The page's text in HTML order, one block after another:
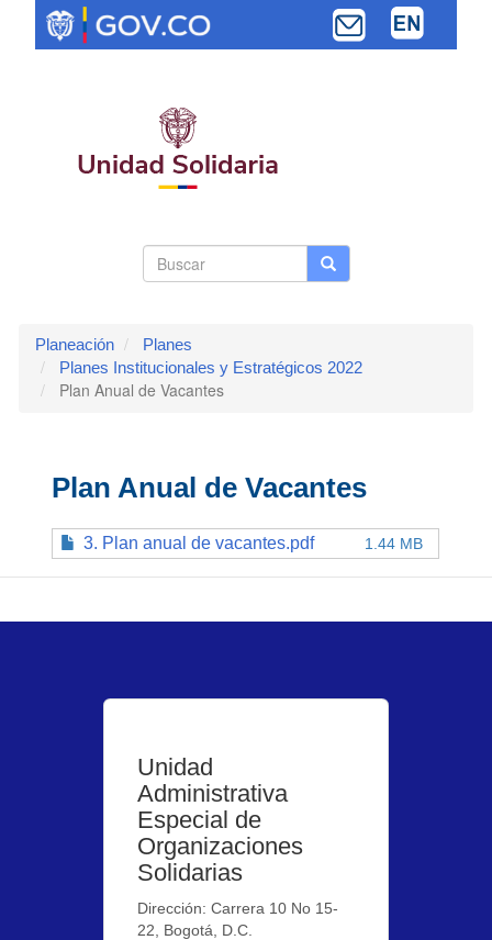
contenido
Buscar Buscar
Planeación
Planes
Planes Institucionales y Estratégicos 2022
Plan Anual de Vacantes
Plan Anual de Vacantes
3. Plan anual de vacantes.pdf 1.44 MB
Unidad
Administrativa
Especial de
Organizaciones
Solidarias
Dirección: Carrera 10 No 15-
22, Bogotá, D.C.